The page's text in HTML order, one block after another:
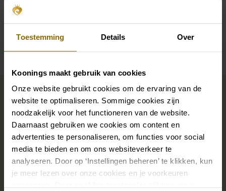
Toestemming Details Over
Koonings maakt gebruik van cookies
Onze website gebruikt cookies om de ervaring van de
website te optimaliseren. Sommige cookies zijn
noodzakelijk voor het functioneren van de website.
Daarnaast gebruiken we cookies om content en
advertenties te personaliseren, om functies voor social
media te bieden en om ons websiteverkeer te
analyseren. Door op ‘Instellingen beheren’ te klikken, kun
je meer lezen over onze cookies en je voorkeuren
Beschikbaarheid per winkel
Maak jouw bridallook
compleet
De perfecte trouwschoenen voor onder je trouwjurk,
maar ook kettingen, armbanden en oorbellen die
precies bij je bruidsjurk passen of een prachtige sluier,